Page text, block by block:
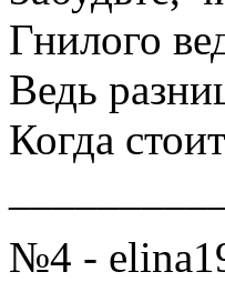
Гнилого
Ведь
Когда
№4 -